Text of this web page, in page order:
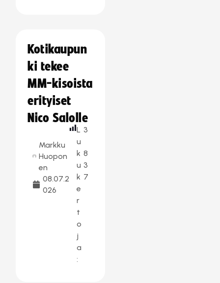
Kotikaupun
ki tekee
MM-kisoista
erityiset
Nico Salolle
Markku
Huopon
en
08.07.2
026
L
u
k
u
k
e
r
t
o
j
a
:
3
8
3
7